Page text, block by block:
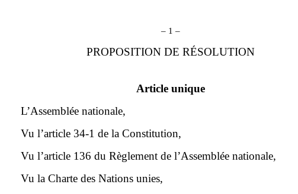
– 1 –
PROPOSITION DE RÉSOLUTION
Article unique
L’Assemblée nationale,
Vu l’article 34‑1 de la Constitution,
Vu l’article 136 du Règlement de l’Assemblée nationale,
Vu la Charte des Nations unies,